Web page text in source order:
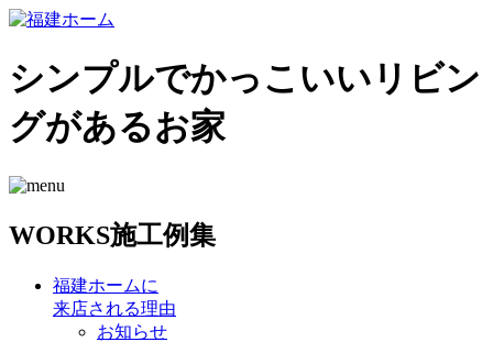
シンプルでかっこいいリビン
グがあるお家
WORKS施工例集
福建ホームに
来店される理由
お知らせ